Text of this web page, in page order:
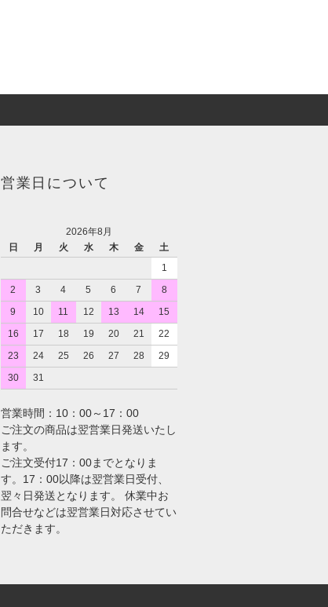
営業日について
2026年8月
日
月 火 水 木 金
土
1
2
3 4 5 6 7
8
9
10 11 12 13 14
15
16
17 18 19 20 21
22
23
24 25 26 27 28
29
30
31
営業時間：10：00～17：00
ご注文の商品は翌営業日発送いたし
ます。
ご注文受付17：00までとなりま
す。17：00以降は翌営業日受付、
翌々日発送となります。 休業中お
問合せなどは翌営業日対応させてい
ただきます。